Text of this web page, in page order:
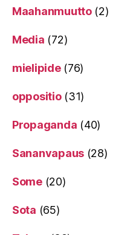
Maahanmuutto(2)
Media (72)
mielipide(76)
oppositio(31)
Propaganda (40)
Sananvapaus (28)
Some(20)
Sota (65)